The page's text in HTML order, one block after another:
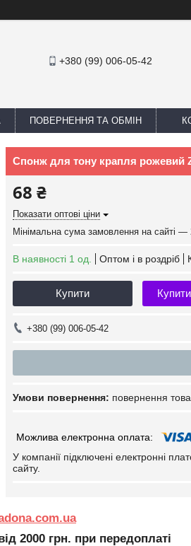
+380 (99) 006-05-42
ПОВЕРНЕННЯ ТА ОБМІН
Спонж для тону крапля рожевий
68 ₴
Показати оптові ціни
Мінімальна сума замовлення на сайті —
В наявності 1 од. Оптом і в роздріб
Купити
+380 (99) 006-05-42
повернення
У компанії підключені електронні
сайту.
2000 грн. при передоплаті